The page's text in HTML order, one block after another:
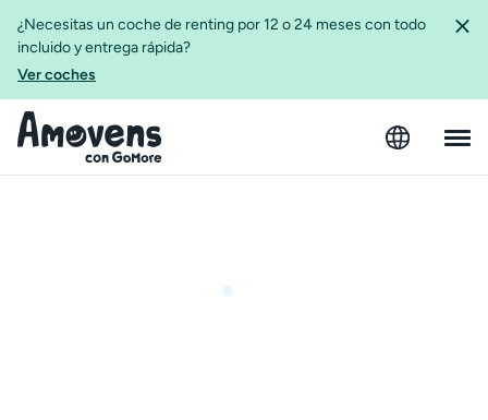
¿Necesitas un coche de renting por 12 o 24 meses con todo
incluido y entrega rápida?
Ver coches